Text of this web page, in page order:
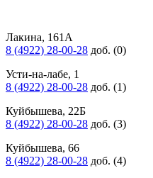
Лакина, 161А
8 (4922) 28-00-28 доб. (0)
Усти-на-лабе, 1
8 (4922) 28-00-28 доб. (1)
Куйбышева, 22Б
8 (4922) 28-00-28 доб. (3)
Куйбышева, 66
8 (4922) 28-00-28 доб. (4)